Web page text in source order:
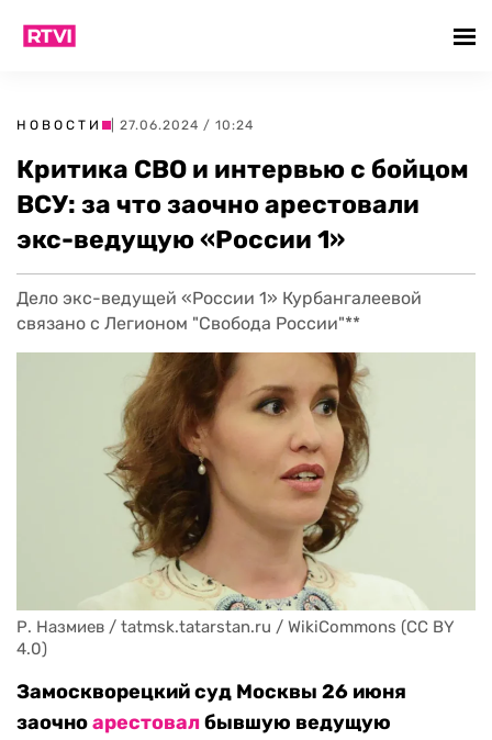
НОВОСТИ | 27.06.2024 / 10:24
Критика СВО и интервью с бойцом
ВСУ: за что заочно арестовали
экс-ведущую «России 1»
Дело экс-ведущей «России 1» Курбангалеевой
связано с Легионом "Свобода России"**
Р. Назмиев / tatmsk.tatarstan.ru / WikiCommons (CC BY
4.0)
Замоскворецкий суд Москвы 26 июня
заочноарестовалбывшую ведущую